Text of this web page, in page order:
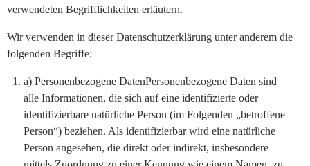
verwendeten Begrifflichkeiten erläutern.
Wir verwenden in dieser Datenschutzerklärung unter anderem die
folgenden Begriffe:
a) Personenbezogene DatenPersonenbezogene Daten sind
alle Informationen, die sich auf eine identifizierte oder
identifizierbare natürliche Person (im Folgenden „betroffene
Person“) beziehen. Als identifizierbar wird eine natürliche
Person angesehen, die direkt oder indirekt, insbesondere